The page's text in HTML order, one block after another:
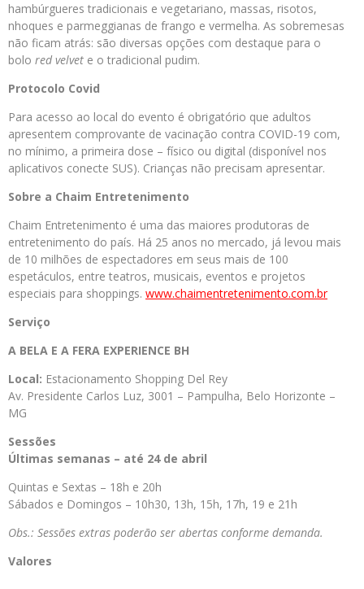
hambúrgueres tradicionais e vegetariano, massas, risotos,
nhoques e parmeggianas de frango e vermelha. As sobremesas
não ficam atrás: são diversas opções com destaque para o
bolo red velvet e o tradicional pudim.
Protocolo Covid
Para acesso ao local do evento é obrigatório que adultos
apresentem comprovante de vacinação contra COVID-19 com,
no mínimo, a primeira dose – físico ou digital (disponível nos
aplicativos conecte SUS). Crianças não precisam apresentar.
Sobre a Chaim Entretenimento
Chaim Entretenimento é uma das maiores produtoras de
entretenimento do país. Há 25 anos no mercado, já levou mais
de 10 milhões de espectadores em seus mais de 100
espetáculos, entre teatros, musicais, eventos e projetos
especiais para shoppings. www.chaimentretenimento.com.br
Serviço
A BELA E A FERA EXPERIENCE BH
Local: Estacionamento Shopping Del Rey
Av. Presidente Carlos Luz, 3001 – Pampulha, Belo Horizonte –
MG
Sessões
Últimas semanas – até 24 de abril
Quintas e Sextas – 18h e 20h
Sábados e Domingos – 10h30, 13h, 15h, 17h, 19 e 21h
Obs.: Sessões extras poderão ser abertas conforme demanda.
Valores